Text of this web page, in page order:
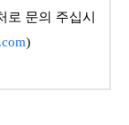
로 문의 주십시
)